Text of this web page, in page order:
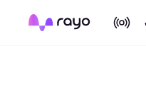
On Air